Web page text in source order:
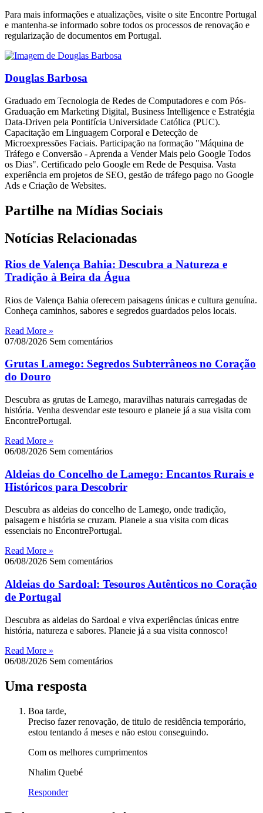
Para mais informações e atualizações, visite o site Encontre Portugal
e mantenha-se informado sobre todos os processos de renovação e
regularização de documentos em Portugal.
Douglas Barbosa
Graduado em Tecnologia de Redes de Computadores e com Pós-
Graduação em Marketing Digital, Business Intelligence e Estratégia
Data-Driven pela Pontifícia Universidade Católica (PUC).
Capacitação em Linguagem Corporal e Detecção de
Microexpressões Faciais. Participação na formação "Máquina de
Tráfego e Conversão - Aprenda a Vender Mais pelo Google Todos
os Dias". Certificado pelo Google em Rede de Pesquisa. Vasta
experiência em projetos de SEO, gestão de tráfego pago no Google
Ads e Criação de Websites.
Partilhe na Mídias Sociais
Notícias Relacionadas
Rios de Valença Bahia: Descubra a Natureza e
Tradição à Beira da Água
Rios de Valença Bahia oferecem paisagens únicas e cultura genuína.
Conheça caminhos, sabores e segredos guardados pelos locais.
Read More »
07/08/2026 Sem comentários
Grutas Lamego: Segredos Subterrâneos no Coração
do Douro
Descubra as grutas de Lamego, maravilhas naturais carregadas de
história. Venha desvendar este tesouro e planeie já a sua visita com
EncontrePortugal.
Read More »
06/08/2026 Sem comentários
Aldeias do Concelho de Lamego: Encantos Rurais e
Históricos para Descobrir
Descubra as aldeias do concelho de Lamego, onde tradição,
paisagem e história se cruzam. Planeie a sua visita com dicas
essenciais no EncontrePortugal.
Read More »
06/08/2026 Sem comentários
Aldeias do Sardoal: Tesouros Autênticos no Coração
de Portugal
Descubra as aldeias do Sardoal e viva experiências únicas entre
história, natureza e sabores. Planeie já a sua visita connosco!
Read More »
06/08/2026 Sem comentários
Uma resposta
Boa tarde,
Preciso fazer renovação, de titulo de residência temporário,
estou tentando á meses e não estou conseguindo.
Com os melhores cumprimentos
Nhalim Quebé
Responder